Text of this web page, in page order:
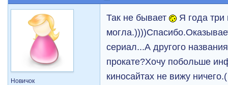
Новичок
Так не бывает
Я года три
сериал...А другого
прокате?Хочу побольше
киносайтах не вижу ничего.(